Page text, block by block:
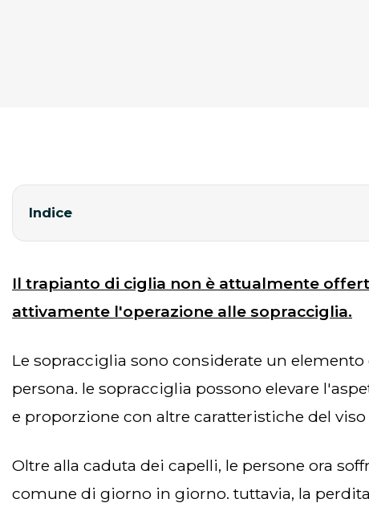
Indice
Il trapianto di ciglia non è attualmente
attivamente l'operazione alle sopracciglia.
le sopracciglia sono considerate un elemento estremamente importante del viso in grado di modificare l'aspetto e l'estetica di una
persona. le sopracciglia possono elevare
e proporzione con altre caratteristiche del
oltre alla caduta dei capelli, le persone ora soffrono di perdita delle sopracciglia e questa condizione medica sta diventando sempre più
comune di giorno in giorno. tuttavia, la